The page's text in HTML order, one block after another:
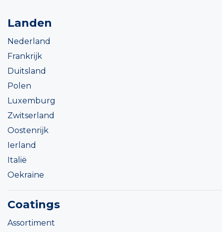
Landen
Nederland
Frankrijk
Duitsland
Polen
Luxemburg
Zwitserland
Oostenrijk
Ierland
Italië
Oekraïne
Coatings
Assortiment